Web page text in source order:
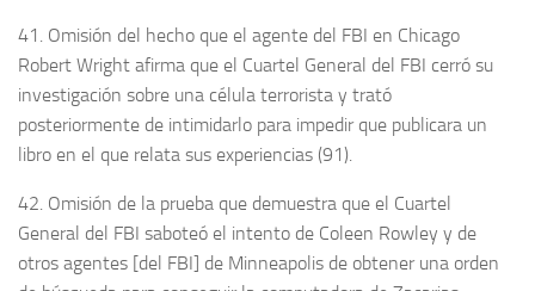
41. Omisión del hecho que el agente del FBI en Chicago
Robert Wright afirma que el Cuartel General del FBI cerró su
investigación sobre una célula terrorista y trató
posteriormente de intimidarlo para impedir que publicara un
libro en el que relata sus experiencias (91).
42. Omisión de la prueba que demuestra que el Cuartel
General del FBI saboteó el intento de Coleen Rowley y de
otros agentes [del FBI] de Minneapolis de obtener una orden